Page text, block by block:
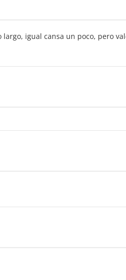
igual cansa un poco, pero